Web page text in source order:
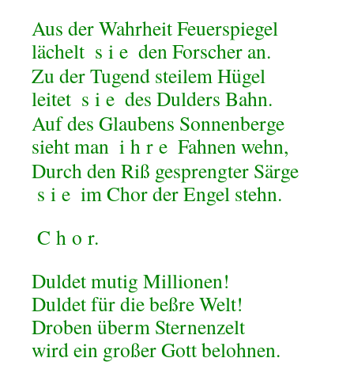
Aus der Wahrheit Feuerspiegel
lächelt s i e den Forscher an.
Zu der Tugend steilem Hügel
leitet s i e des Dulders Bahn.
Auf des Glaubens Sonnenberge
sieht man i h r e Fahnen wehn,
Durch den Riß gesprengter Särge
s i e im Chor der Engel stehn.
C h o r.
Duldet mutig Millionen!
Duldet für die beßre Welt!
Droben überm Sternenzelt
wird ein großer Gott belohnen.